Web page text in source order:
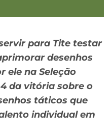
para Tite testar
desenhos
ele na Seleção
da vitória sobre o
táticos que
individual em